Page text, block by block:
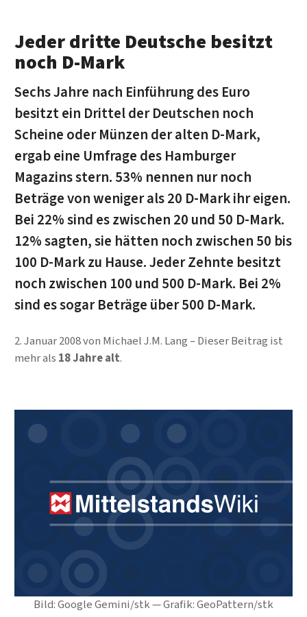
Bild: Google Gemini/stk — Grafik: GeoPattern/stk
Jeder dritte Deutsche besitzt
noch D-Mark
Sechs Jahre nach Einführung des Euro
besitzt ein Drittel der Deutschen noch
Scheine oder Münzen der alten D-Mark,
ergab eine Umfrage des Hamburger
Magazins stern. 53% nennen nur noch
Beträge von weniger als 20 D-Mark ihr eigen.
Bei 22% sind es zwischen 20 und 50 D-Mark.
12% sagten, sie hätten noch zwischen 50 bis
100 D-Mark zu Hause. Jeder Zehnte besitzt
noch zwischen 100 und 500 D-Mark. Bei 2%
sind es sogar Beträge über 500 D-Mark.
2. Januar 2008von Michael J.M. Lang
Dieser Beitrag ist
mehr als 18 Jahre alt.